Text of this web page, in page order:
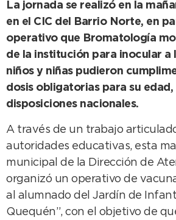
La jornada se realizó en la
en el CIC del Barrio Norte, en
operativo que Bromatología
de la institución para inocular a
niños y niñas pudieron
dosis obligatorias para su edad,
disposiciones nacionales.
A través de un trabajo
autoridades educativas, esta
municipal de la Dirección de
organizó un operativo de
al alumnado del Jardín de
Quequén”, con el objetivo de